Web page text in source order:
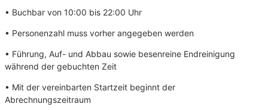
• Buchbar von 10:00 bis 22:00 Uhr
• Personenzahl muss vorher angegeben werden
• Führung, Auf- und Abbau sowie besenreine Endreinigung
während der gebuchten Zeit
• Mit der vereinbarten Startzeit beginnt der
Abrechnungszeitraum